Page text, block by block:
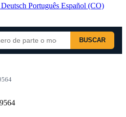
Deutsch Português Español (CO)
BUSCAR